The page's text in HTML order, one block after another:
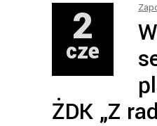
2
cze
ŻDK „Z